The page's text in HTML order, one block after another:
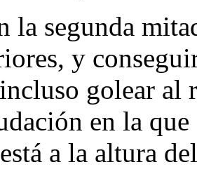
la segunda
y
golear al
en la
a la altura